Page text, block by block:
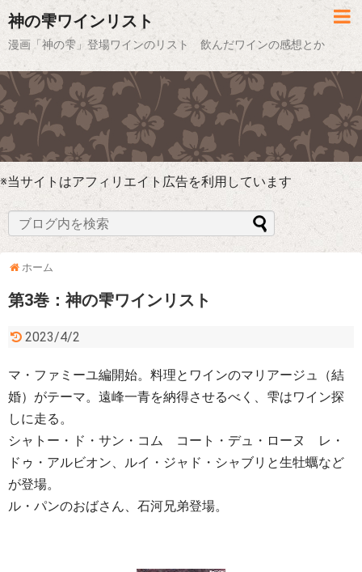
神の雫ワインリスト
漫画「神の雫」登場ワインのリスト 飲んだワインの感想とか
※当サイトはアフィリエイト広告を利用しています
ホーム
第3巻：神の雫ワインリスト
2023/4/2
マ・ファミーユ編開始。料理とワインのマリアージュ（結
婚）がテーマ。遠峰一青を納得させるべく、雫はワイン探
しに走る。
シャトー・ド・サン・コム コート・デュ・ローヌ レ・
ドゥ・アルビオン、ルイ・ジャド・シャブリと生牡蠣など
が登場。
ル・パンのおばさん、石河兄弟登場。